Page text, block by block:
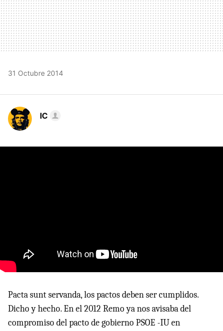
31 Octubre 2014
IC
Pacta sunt servanda, los pactos deben ser cumplidos.
Dicho y hecho. En el 2012 Remo ya nos avisaba del
compromiso del pacto de gobierno PSOE -IU en